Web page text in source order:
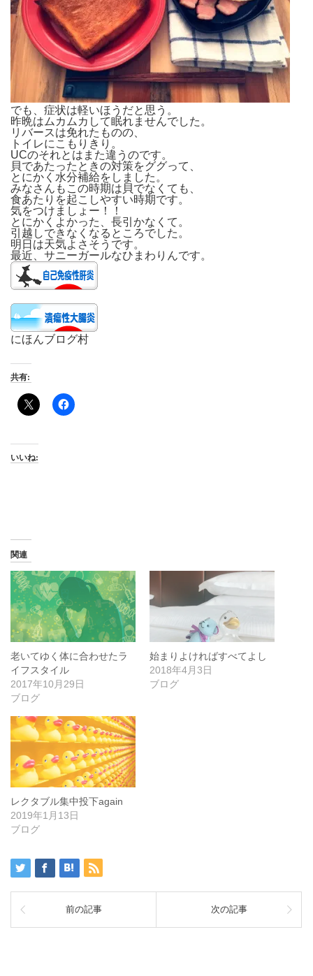
でも、症状は軽いほうだと思う。
昨晩はムカムカして眠れませんでした。
リバースは免れたものの、
トイレにこもりきり。
UCのそれとはまた違うのです。
貝であたったときの対策をググって、
とにかく水分補給をしました。
みなさんもこの時期は貝でなくても、
食あたりを起こしやすい時期です。
気をつけましょー！！
とにかくよかった、長引かなくて。
引越しできなくなるところでした。
明日は天気よさそうです。
最近、サニーガールなひまわりんです。
にほんブログ村
共有:
いいね:
関連
老いてゆく体に合わせたラ
イフスタイル
2017年10月29日
ブログ
始まりよければすべてよし
2018年4月3日
ブログ
レクタブル集中投下again
2019年1月13日
ブログ
前の記事 次の記事